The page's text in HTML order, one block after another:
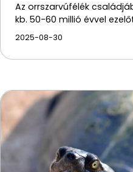
Az orrszarvúfélék
kb. 50-60 millió évvel
2025-08-30